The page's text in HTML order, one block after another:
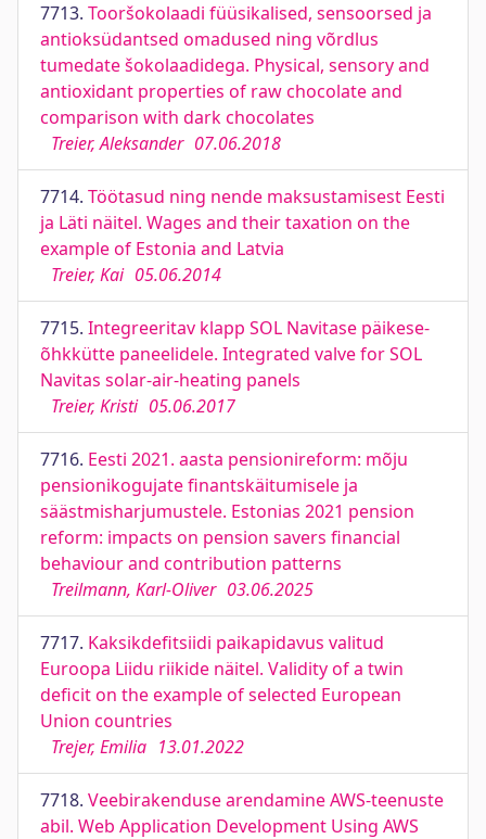
7713. Tooršokolaadi füüsikalised, sensoorsed ja
antioksüdantsed omadused ning võrdlus
tumedate šokolaadidega. Physical, sensory and
antioxidant properties of raw chocolate and
comparison with dark chocolates
Treier, Aleksander 07.06.2018
7714. Töötasud ning nende maksustamisest Eesti
ja Läti näitel. Wages and their taxation on the
example of Estonia and Latvia
Treier, Kai 05.06.2014
7715. Integreeritav klapp SOL Navitase päikese-
õhkkütte paneelidele. Integrated valve for SOL
Navitas solar-air-heating panels
Treier, Kristi 05.06.2017
7716. Eesti 2021. aasta pensionireform: mõju
pensionikogujate finantskäitumisele ja
säästmisharjumustele. Estonias 2021 pension
reform: impacts on pension savers financial
behaviour and contribution patterns
Treilmann, Karl-Oliver 03.06.2025
7717. Kaksikdefitsiidi paikapidavus valitud
Euroopa Liidu riikide näitel. Validity of a twin
deficit on the example of selected European
Union countries
Trejer, Emilia 13.01.2022
7718. Veebirakenduse arendamine AWS-teenuste
abil. Web Application Development Using AWS